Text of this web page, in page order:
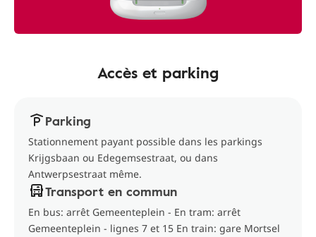
Accès et parking
Parking
Stationnement payant possible dans les parkings
Krijgsbaan ou Edegemsestraat, ou dans
Antwerpsestraat même.
Transport en commun
En bus: arrêt Gemeenteplein - En tram: arrêt
Gemeenteplein - lignes 7 et 15 En train: gare Mortsel